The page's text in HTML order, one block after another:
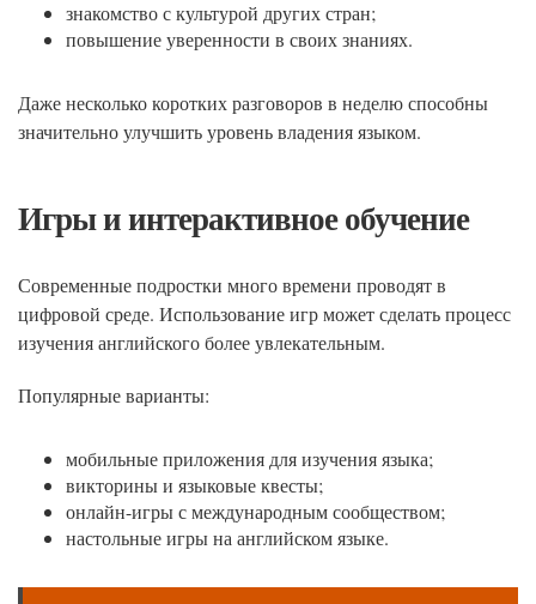
знакомство с культурой других стран;
повышение уверенности в своих знаниях.
Даже несколько коротких разговоров в неделю способны
значительно улучшить уровень владения языком.
Игры и интерактивное обучение
Современные подростки много времени проводят в
цифровой среде. Использование игр может сделать процесс
изучения английского более увлекательным.
Популярные варианты:
мобильные приложения для изучения языка;
викторины и языковые квесты;
онлайн-игры с международным сообществом;
настольные игры на английском языке.